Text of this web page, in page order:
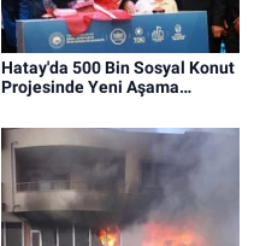
Hatay'da 500 Bin Sosyal Konut
Projesinde Yeni Aşama…